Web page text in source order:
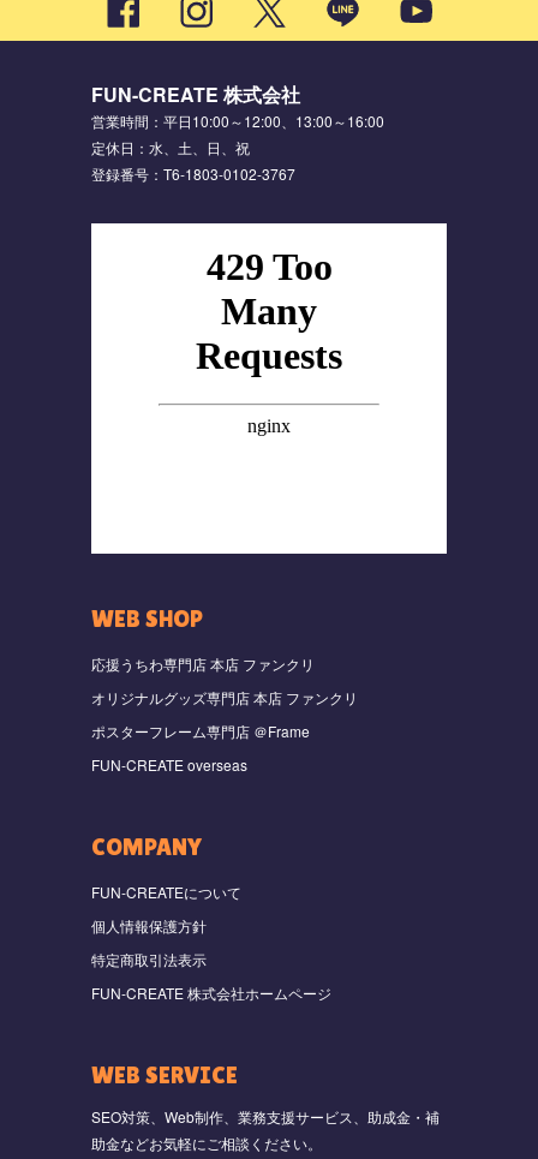
FUN-CREATE 株式会社
営業時間：平日10:00～12:00、13:00～16:00
定休日：水、土、日、祝
登録番号：T6-1803-0102-3767
WEB SHOP
応援うちわ専門店 本店 ファンクリ
オリジナルグッズ専門店 本店 ファンクリ
ポスターフレーム専門店 ＠Frame
FUN-CREATE overseas
COMPANY
FUN-CREATEについて
個人情報保護方針
特定商取引法表示
FUN-CREATE 株式会社ホームページ
WEB SERVICE
SEO対策、Web制作、業務支援サービス、助成金・補
助金などお気軽にご相談ください。